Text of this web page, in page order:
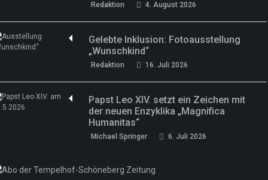
Redaktion 4. August 2026
Gelebte Inklusion: Fotoausstellung
„Wunschkind“
Redaktion 16. Juli 2026
Papst Leo XIV. setzt ein Zeichen mit
der neuen Enzyklika „Magnifica
Humanitas“
Michael Springer 6. Juli 2026